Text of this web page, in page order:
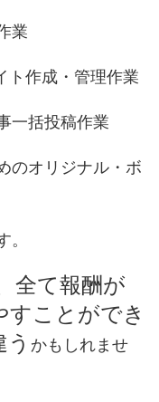
業
ト作成・管理作業
一括投稿作業
のオリジナル・ボ
全て報酬が
すことができ
かもしれませ